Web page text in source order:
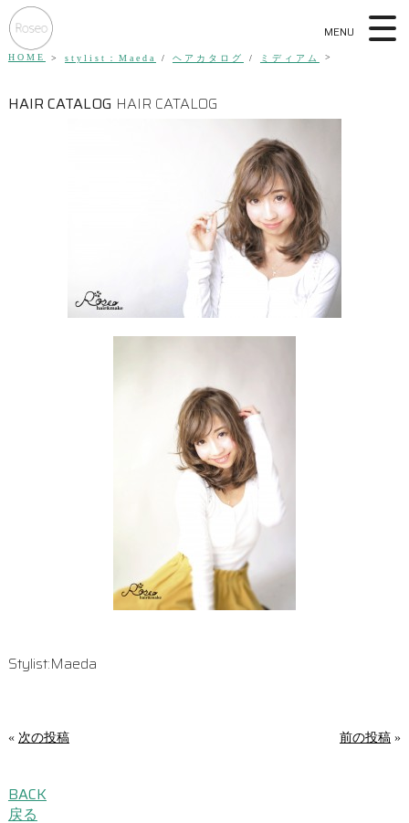
MENU
HOME stylist：Maeda / ヘアカタログ / ミディアム
HAIR CATALOG HAIR CATALOG
Stylist:Maeda
« 次の投稿 前の投稿 »
BACK
戻る